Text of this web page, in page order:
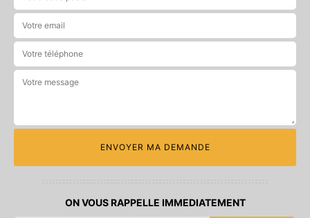
ON VOUS RAPPELLE IMMEDIATEMENT